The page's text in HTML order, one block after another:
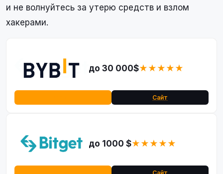
и не волнуйтесь за утерю средств и взлом
хакерами.
до 30 000$★★★★★
Сайт
до 1000 $★★★★★